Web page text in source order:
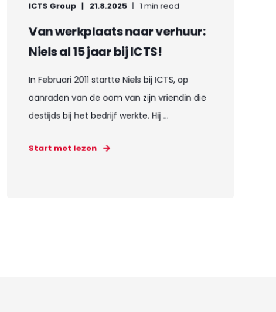
ICTS Group 21.8.2025 1 min read
Van werkplaats naar verhuur:
Niels al 15 jaar bij ICTS!
In Februari 2011 startte Niels bij ICTS, op
aanraden van de oom van zijn vriendin die
destijds bij het bedrijf werkte. Hij ...
Start met lezen